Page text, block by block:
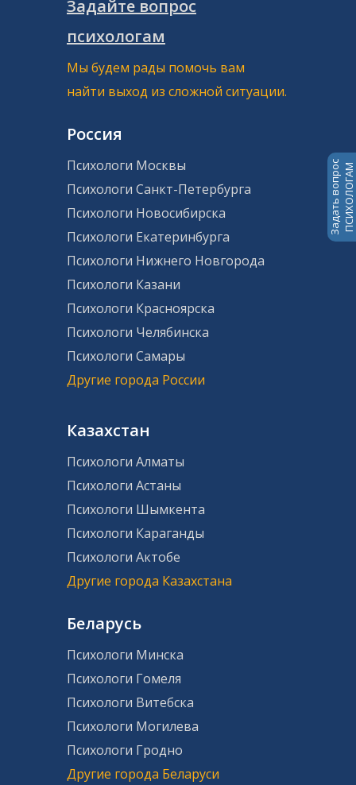
Задать вопросПСИХОЛОГАМ
Задайте вопрос
психологам
Мы будем рады помочь вам
найти выход из сложной ситуации.
Россия
Психологи Москвы
Психологи Санкт-Петербурга
Психологи Новосибирска
Психологи Екатеринбурга
Психологи Нижнего Новгорода
Психологи Казани
Психологи Красноярска
Психологи Челябинска
Психологи Самары
Другие города России
Казахстан
Психологи Алматы
Психологи Астаны
Психологи Шымкента
Психологи Караганды
Психологи Актобе
Другие города Казахстана
Беларусь
Психологи Минска
Психологи Гомеля
Психологи Витебска
Психологи Могилева
Психологи Гродно
Другие города Беларуси